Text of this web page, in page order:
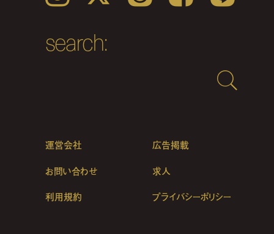
search:
運営会社
広告掲載
お問い合わせ
求人
利用規約 プライバシーポリシー